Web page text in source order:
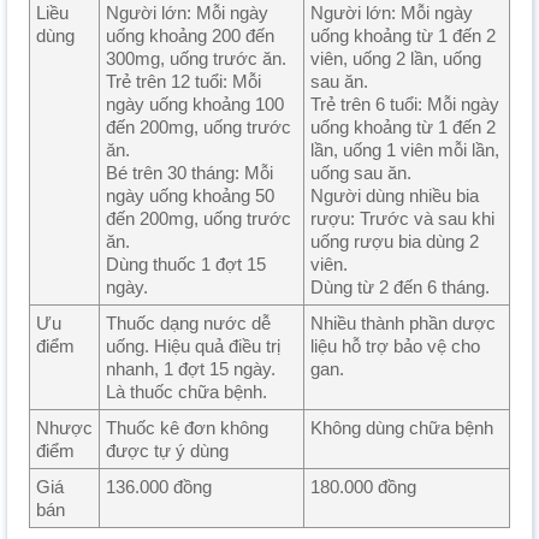
Liều
dùng
Người lớn: Mỗi ngày
uống khoảng 200 đến
300mg, uống trước ăn.
Trẻ trên 12 tuổi: Mỗi
ngày uống khoảng 100
đến 200mg, uống trước
ăn.
Bé trên 30 tháng: Mỗi
ngày uống khoảng 50
đến 200mg, uống trước
ăn.
Dùng thuốc 1 đợt 15
ngày.
Người lớn: Mỗi ngày
uống khoảng từ 1 đến 2
viên, uống 2 lần, uống
sau ăn.
Trẻ trên 6 tuổi: Mỗi ngày
uống khoảng từ 1 đến 2
lần, uống 1 viên mỗi lần,
uống sau ăn.
Người dùng nhiều bia
rượu: Trước và sau khi
uống rượu bia dùng 2
viên.
Dùng từ 2 đến 6 tháng.
Ưu
điểm
Thuốc dạng nước dễ
uống. Hiệu quả điều trị
nhanh, 1 đợt 15 ngày.
Là thuốc chữa bệnh.
Nhiều thành phần dược
liệu hỗ trợ bảo vệ cho
gan.
Nhược
điểm
Thuốc kê đơn không
được tự ý dùng
Không dùng chữa bệnh
Giá
bán
136.000 đồng 180.000 đồng